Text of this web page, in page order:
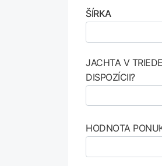
ŠÍRKA
JACHTA V
DISPOZÍCII?
HODNOTA